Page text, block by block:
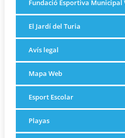
Fundació Esportiva Municipal
El Jardí del Turia
Avís legal
Mapa Web
Esport Escolar
Playas